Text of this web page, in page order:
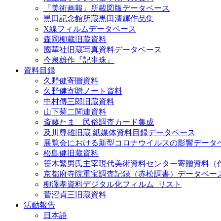
『美術画報』所載図版データベース
黒田記念館所蔵黒田清輝作品集
X線フィルムデータベース
森岡柳蔵旧蔵資料
國華社旧蔵写真資料データベース
今泉雄作『記事珠』
資料目録
久野健寄贈資料
久野健寄贈ノート資料
中村傳三郎旧蔵資料
山下菊二関連資料
斎藤たま 民俗調査カード集成
及川尊雄旧蔵 紙媒体資料目録データベース
展覧会における新型コロナウイルスの影響データ
松島健旧蔵資料
笹木繁男氏主宰現代美術資料センター寄贈資料（
京都府寺院重宝調査記録（赤松調書）データベー
柳澤孝資料デジタル化フィルム_リスト
菅沼貞三旧蔵資料
活動報告
日本語